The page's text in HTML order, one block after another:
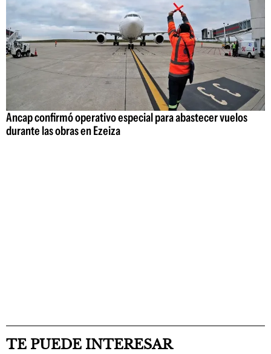
Ancap confirmó operativo especial para abastecer vuelos
durante las obras en Ezeiza
TE PUEDE INTERESAR